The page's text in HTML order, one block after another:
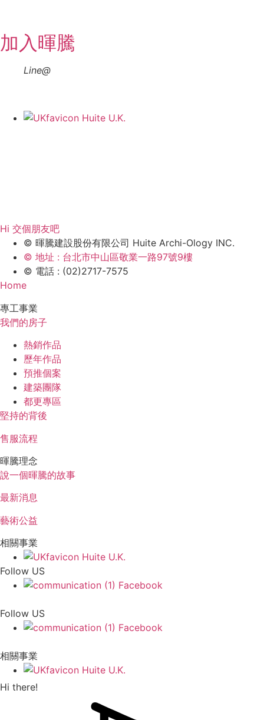
加入暉騰
Line@
Huite U.K.
Hi 交個朋友吧
© 暉騰建設股份有限公司 Huite Archi-Ology INC.
© 地址 : 台北市中山區敬業一路97號9樓
© 電話 : (02)2717-7575
Home
專工事業
我們的房子
熱銷作品
歷年作品
預推個案
建築團隊
都更專區
堅持的背後
售服流程
暉騰理念
說一個暉騰的故事
最新消息
藝術公益
相關事業
Huite U.K.
Follow US
Facebook
Follow US
Facebook
相關事業
Huite U.K.
Hi there!